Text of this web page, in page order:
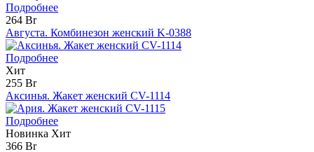
Подробнее
264 Br
Августа. Комбинезон женский K-0388
Подробнее
Хит
255 Br
Аксинья. Жакет женский CV-1114
Подробнее
Новинка Хит
366 Br